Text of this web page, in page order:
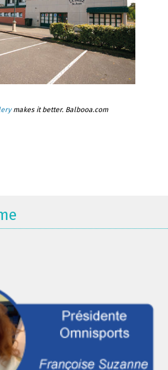
makes it better. Balbooa.com